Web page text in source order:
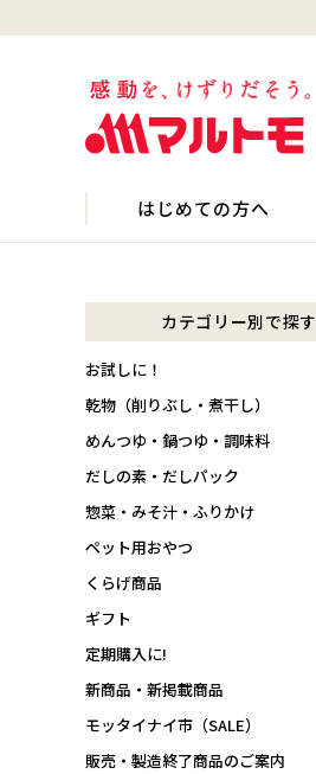
はじめての方へ
カテゴリー別で探す
お試しに！
乾物（削りぶし・煮干し）
めんつゆ・鍋つゆ・調味料
だしの素・だしパック
惣菜・みそ汁・ふりかけ
ペット用おやつ
くらげ商品
ギフト
定期購入に!
新商品・新掲載商品
モッタイナイ市（SALE）
販売・製造終了商品のご案内